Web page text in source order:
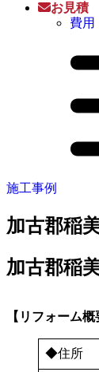
お見積
費用
施工事例
加古郡稲
加古郡稲
【リフォーム概
◆住所